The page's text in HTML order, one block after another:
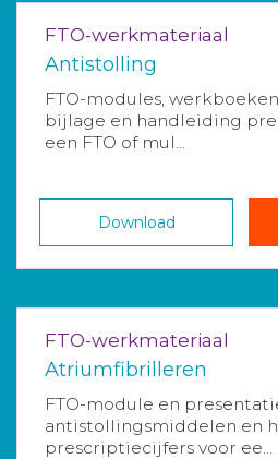
FTO-werkmateriaal
Antistolling
FTO-modules,
bijlage en handleiding
een FTO of mul...
Download
FTO-werkmateriaal
Atriumfibrilleren
FTO-module en
antistollingsmiddelen en
prescriptiecijfers voor ee...